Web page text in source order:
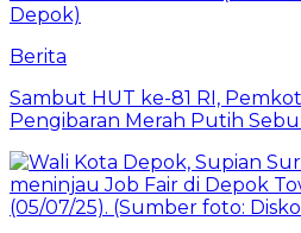
Berita
Sambut HUT ke-81 RI,
Pengibaran Merah Putih